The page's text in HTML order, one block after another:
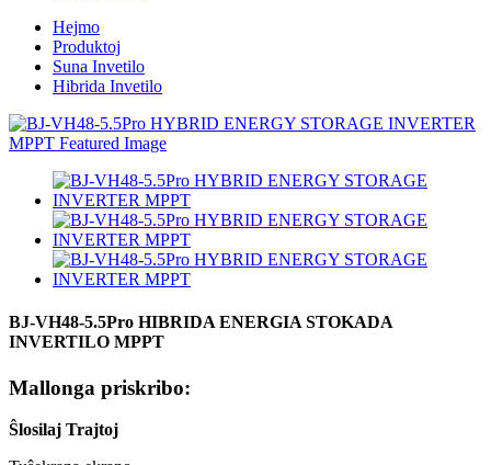
Hejmo
Produktoj
Suna Invetilo
Hibrida Invetilo
BJ-VH48-5.5Pro HIBRIDA ENERGIA STOKADA
INVERTILO MPPT
Mallonga priskribo:
Ŝlosilaj Trajtoj